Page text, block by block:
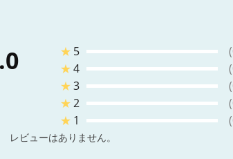
★ 5
★4
★3
★2
★ 1
レビューはありません。